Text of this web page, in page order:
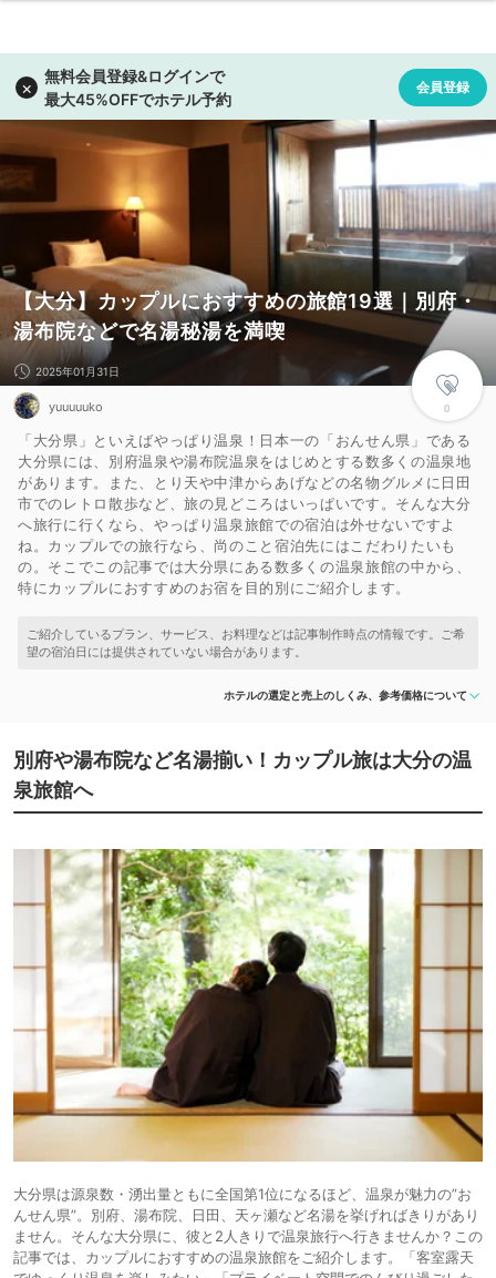
【大分】カップルにおすすめの旅館19選｜別府・
湯布院などで名湯秘湯を満喫
0
2025年01月31日
yuuuuuko
「大分県」といえばやっぱり温泉！日本一の「おんせん県」である
大分県には、別府温泉や湯布院温泉をはじめとする数多くの温泉地
があります。また、とり天や中津からあげなどの名物グルメに日田
市でのレトロ散歩など、旅の見どころはいっぱいです。そんな大分
へ旅行に行くなら、やっぱり温泉旅館での宿泊は外せないですよ
ね。カップルでの旅行なら、尚のこと宿泊先にはこだわりたいも
の。そこでこの記事では大分県にある数多くの温泉旅館の中から、
特にカップルにおすすめのお宿を目的別にご紹介します。
ホテルの選定と売上のしくみ、参考価格について
別府や湯布院など名湯揃い！カップル旅は大分の温
泉旅館へ
大分県は源泉数・湧出量ともに全国第1位になるほど、温泉が魅力の”お
んせん県”。別府、湯布院、日田、天ヶ瀬など名湯を挙げればきりがあり
ません。そんな大分県に、彼と2人きりで温泉旅行へ行きませんか？この
記事では、カップルにおすすめの温泉旅館をご紹介します。「客室露天